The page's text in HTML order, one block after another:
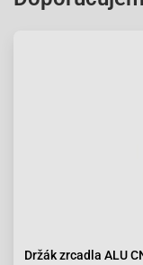
Držák zrcadla ALU